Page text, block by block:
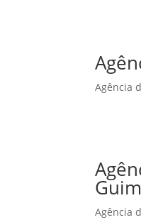
Agência
Agência